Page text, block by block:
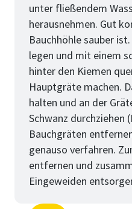
unter fließendem
herausnehmen. Gut
Bauchhöhle sauber
legen und mit einem
hinter den Kiemen
Hauptgräte machen.
halten und an der
Schwanz durchziehen
Bauchgräten
genauso verfahren.
entfernen und
Eingeweiden